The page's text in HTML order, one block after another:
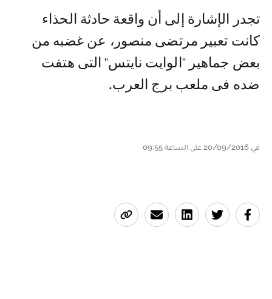
تجدر الإشارة إلى أن واقعة حادثة الحذاء
كانت تعبير مرتضى منصور، عن غضبه من
بعض جماهير ''الوايت نايتس'' التى هتفت
ضده فى ملعب برج العرب.
في 20/09/2016 على الساعة 09:55